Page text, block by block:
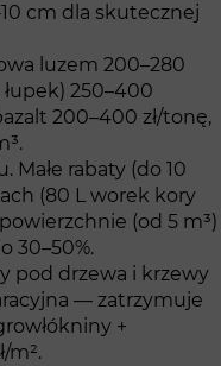
cm dla skutecznej
luzem 200–280
250–400
200–400 zł/tonę,
Małe rabaty (do 10
(80 L worek kory
(od 5 m³)
30–50%.
pod drzewa i krzewy
— zatrzymuje
+
m².